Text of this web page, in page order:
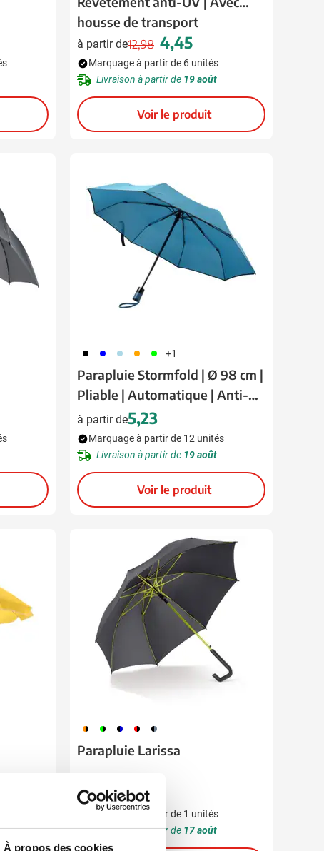
À propos des cookies
housse de transport
à partir de
Prix normal
12,98 4,45
Marquage à partir de 6 unités
Livraison à partir de 19 août
Voir le produit
001 005 018 007 019 +1
Parapluie Stormfold | Ø 98 cm |
Pliable | Automatique | Anti-
tempête
à partir de5,23
Marquage à partir de 12 unités
Livraison à partir de 19 août
Voir le produit
278 982 081 083 086
Parapluie Larissa
à partir de6,16
Marquage à partir de 1 unités
Livraison à partir de 17 août